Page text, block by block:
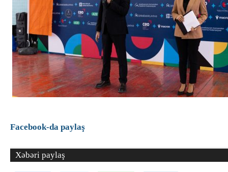
Facebook-da paylaş
Xəbəri paylaş